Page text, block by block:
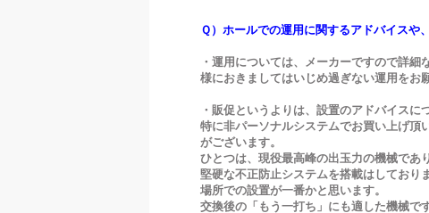
Ｑ）ホールでの運用に関するアドバイスや
・運用については、メーカーですので詳
様におきましてはいじめ過ぎない運用をお
・販促というよりは、設置のアドバイスに
特に非パーソナルシステムでお買い上げ頂
がございます。
ひとつは、現役最高峰の出玉力の機械であ
堅硬な不正防止システムを搭載はしており
場所での設置が一番かと思います。
交換後の「もう一打ち」にも適した機械で